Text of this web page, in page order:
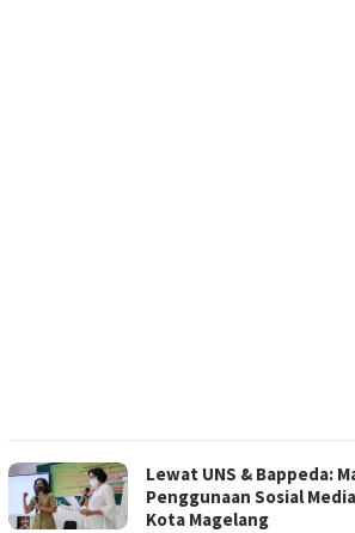
Lewat UNS & Bappeda:
Penggunaan Sosial
Kota Magelang